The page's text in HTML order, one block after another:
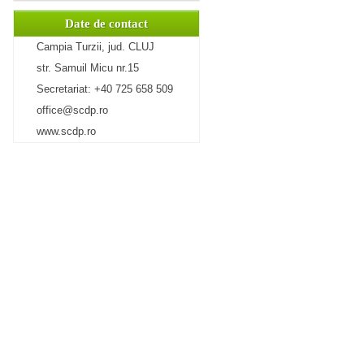
Date de contact
Campia Turzii, jud. CLUJ
str. Samuil Micu nr.15
Secretariat: +40 725 658 509
office@scdp.ro
www.scdp.ro